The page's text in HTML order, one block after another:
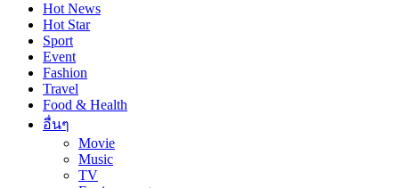
Hot News
Hot Star
Sport
Event
Fashion
Travel
Food & Health
อื่นๆ
Movie
Music
TV